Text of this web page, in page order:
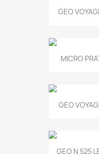
GEO
MICRO
GEO
GEO N 525